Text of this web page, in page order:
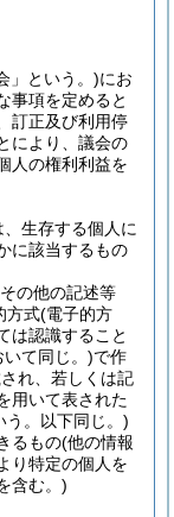
」という。)にお
事項を定めると
訂正及び利用停
により、議会の
人の権利利益を
生存する個人に
に該当するもの
の他の記述等
方式(電子的方
は認識すること
いて同じ。)で作
れ、若しくは記
用いて表された
う。以下同じ。)
るもの(他の情報
り特定の個人を
含む。)